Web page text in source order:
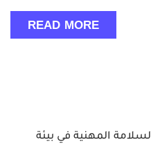
READ MORE
المهنية في بيئة